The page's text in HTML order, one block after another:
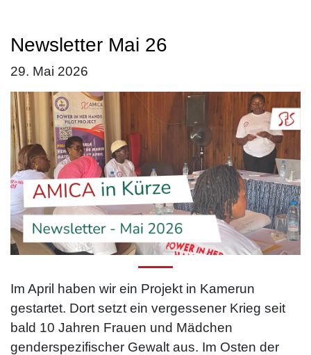
Newsletter Mai 26
29. Mai 2026
Im April haben wir ein Projekt in Kamerun
gestartet. Dort setzt ein vergessener Krieg seit
bald 10 Jahren Frauen und Mädchen
genderspezifischer Gewalt aus. Im Osten der